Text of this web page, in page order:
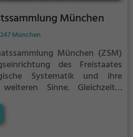
München
München
München (ZSM)
des Freistaates
Systematik und ihre
Sinne. Gleichzeitig
sowie zu den zehn
zoologischen